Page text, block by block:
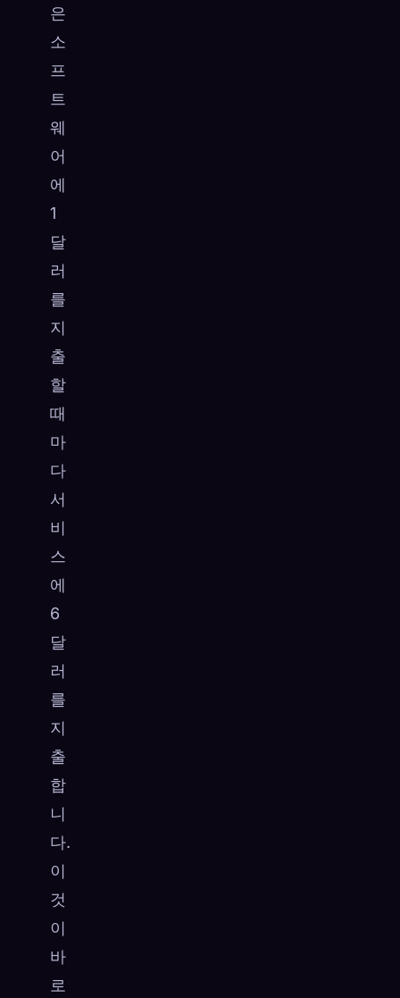
은
소
프
트
웨
어
에
1
달
러
를
지
출
할
때
마
다
서
비
스
에
6
달
러
를
지
출
합
니
다.
이
것
이
바
로